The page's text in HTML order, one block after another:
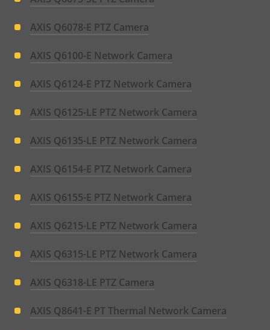
AXIS Q6078-E PTZ Camera
AXIS Q6100-E Network Camera
AXIS Q6124-E PTZ Network Camera
AXIS Q6125-LE PTZ Network Camera
AXIS Q6135-LE PTZ Network Camera
AXIS Q6154-E PTZ Network Camera
AXIS Q6155-E PTZ Network Camera
AXIS Q6215-LE PTZ Network Camera
AXIS Q6315-LE PTZ Network Camera
AXIS Q6318-LE PTZ Camera
AXIS Q8641-E PT Thermal Network Camera